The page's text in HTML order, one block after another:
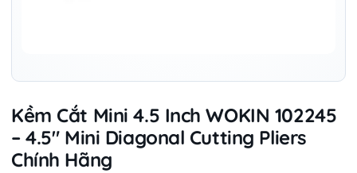
Kềm Cắt Mini 4.5 Inch WOKIN 102245
– 4.5″ Mini Diagonal Cutting Pliers
Chính Hãng